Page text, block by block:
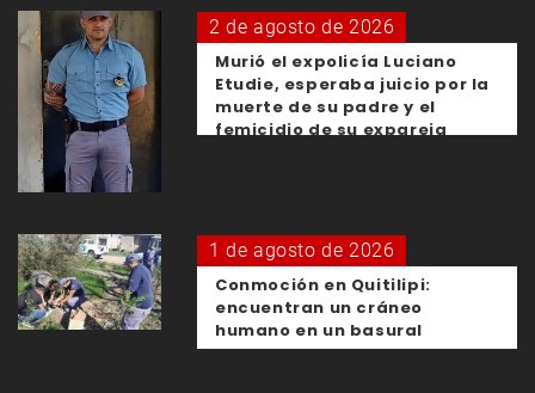
2 de agosto de 2026
Murió el expolicía Luciano
Etudie, esperaba juicio por la
muerte de su padre y el
femicidio de su expareja
1 de agosto de 2026
Conmoción en Quitilipi:
encuentran un cráneo
humano en un basural